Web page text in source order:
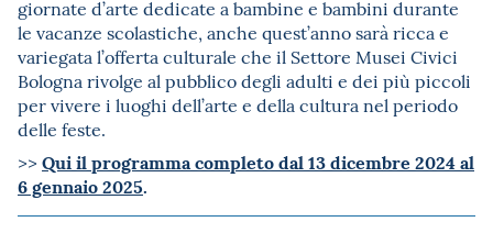
giornate d’arte dedicate a bambine e bambini durante
le vacanze scolastiche, anche quest’anno sarà ricca e
variegata l’offerta culturale che il Settore Musei Civici
Bologna rivolge al pubblico degli adulti e dei più piccoli
per vivere i luoghi dell’arte e della cultura nel periodo
delle feste.
>> Qui il programma completo dal 13 dicembre 2024 al
6 gennaio 2025.